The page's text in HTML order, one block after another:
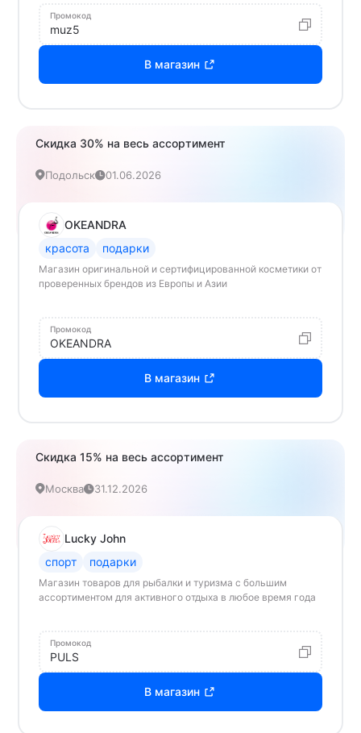
Промокод
muz5
В магазин
Скидка 30% на весь ассортимент
Подольск 01.06.2026
OKEANDRA
красота
подарки
Магазин оригинальной и сертифицированной косметики от
проверенных брендов из Европы и Азии
Промокод
OKEANDRA
В магазин
Скидка 15% на весь ассортимент
Москва 31.12.2026
Lucky John
спорт
подарки
Магазин товаров для рыбалки и туризма с большим
ассортиментом для активного отдыха в любое время года
Промокод
PULS
В магазин